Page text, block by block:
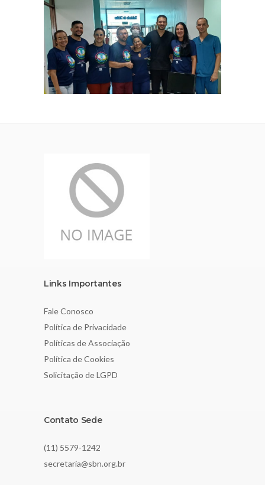
Links Importantes
Fale Conosco
Política de Privacidade
Políticas de Associação
Política de Cookies
Solicitação de LGPD
Contato Sede
(11) 5579-1242
secretaria@sbn.org.br